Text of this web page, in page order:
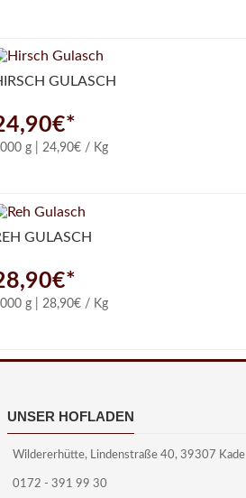
GULASCH
g | 24,90€ / Kg
GULASCH
g | 28,90€ / Kg
UNSER HOFLADEN
Wildererhütte, Lindenstraße 40, 39307 Kade
0172 - 391 99 30